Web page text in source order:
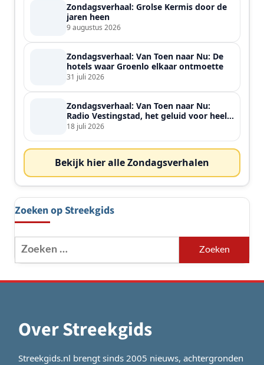
Zondagsverhaal: Grolse Kermis door de
jaren heen
9 augustus 2026
Zondagsverhaal: Van Toen naar Nu: De
hotels waar Groenlo elkaar ontmoette
31 juli 2026
Zondagsverhaal: Van Toen naar Nu:
Radio Vestingstad, het geluid voor heel
de streek
18 juli 2026
Bekijk hier alle Zondagsverhalen
Zoeken op Streekgids
Zoeken
naar:
Over Streekgids
Streekgids.nl brengt sinds 2005 nieuws, achtergronden